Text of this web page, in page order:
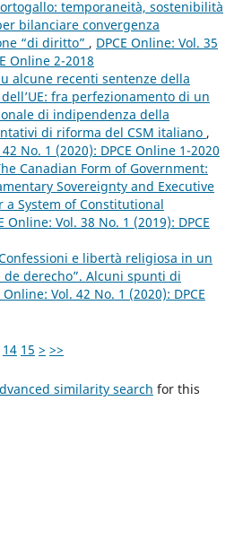
temporaneità, sostenibilità
bilanciare convergenza
“di diritto” , DPCE Online: Vol. 35
Online 2-2018
alcune recenti sentenze della
fra perfezionamento di un
di indipendenza della
di riforma del CSM italiano ,
No. 1 (2020): DPCE Online 1-2020
Canadian Form of Government:
Sovereignty and Executive
a System of Constitutional
Online: Vol. 38 No. 1 (2019): DPCE
e libertà religiosa in un
de derecho”. Alcuni spunti di
Online: Vol. 42 No. 1 (2020): DPCE
14 15 > >>
similarity search for this